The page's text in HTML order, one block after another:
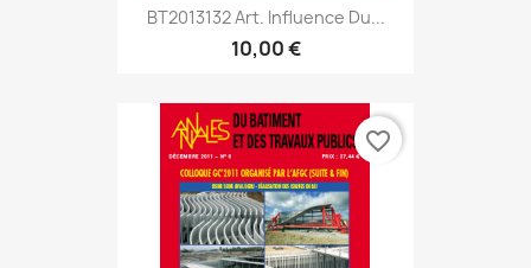
BT2013132 Art. Influence Du...
10,00 €
favorite_border